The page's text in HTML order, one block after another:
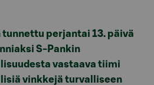
tunnettu perjantai 13. päivä
S-Pankin
vastaava tiimi
vinkkejä turvalliseen